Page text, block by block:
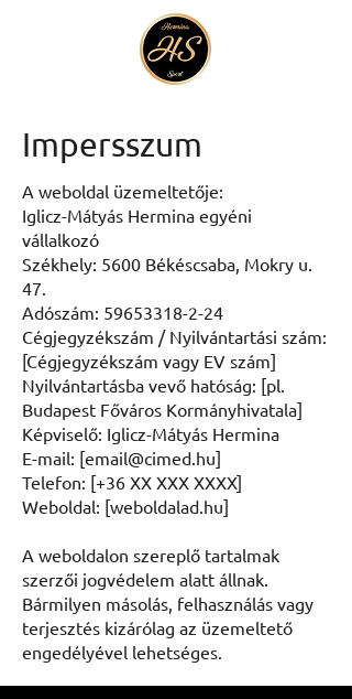
Impersszum
A weboldal üzemeltetője:
Iglicz-Mátyás Hermina egyéni
vállalkozó
Székhely: 5600 Békéscsaba, Mokry u.
47.
Adószám: 59653318-2-24
Cégjegyzékszám / Nyilvántartási szám:
[Cégjegyzékszám vagy EV szám]
Nyilvántartásba vevő hatóság: [pl.
Budapest Főváros Kormányhivatala]
Képviselő: Iglicz-Mátyás Hermina
E-mail: [email@cimed.hu]
Telefon: [+36 XX XXX XXXX]
Weboldal: [weboldalad.hu]
A weboldalon szereplő tartalmak
szerzői jogvédelem alatt állnak.
Bármilyen másolás, felhasználás vagy
terjesztés kizárólag az üzemeltető
engedélyével lehetséges.